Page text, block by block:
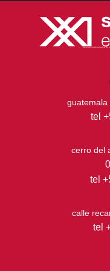
Editorial independiente de
guatemala
tel
cerro del
tel
calle
tel